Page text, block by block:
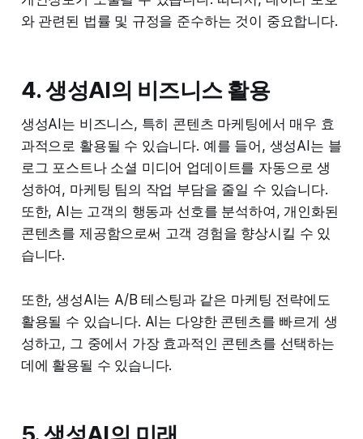
와 관련된 법률 및 규정을 준수하는 것이 중요합니다.
4. 생성AI의 비즈니스 활용
생성AI는 비즈니스, 특히 콘텐츠 마케팅에서 매우 효
과적으로 활용될 수 있습니다. 예를 들어, 생성AI는 블
로그 포스트나 소셜 미디어 업데이트를 자동으로 생
성하여, 마케팅 팀의 작업 부담을 줄일 수 있습니다.
또한, AI는 고객의 행동과 선호를 분석하여, 개인화된
콘텐츠를 제공함으로써 고객 경험을 향상시킬 수 있
습니다.
또한, 생성AI는 A/B 테스팅과 같은 마케팅 전략에도
활용될 수 있습니다. AI는 다양한 콘텐츠를 빠르게 생
성하고, 그 중에서 가장 효과적인 콘텐츠를 선택하는
데에 활용될 수 있습니다.